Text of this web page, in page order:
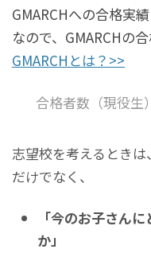
GMARCHへの合格実
なので、GMARCHの
GMARCHとは？>>
合格者数（現役生
志望校を考えるとき
だけでなく、
「今のお子さん
か」